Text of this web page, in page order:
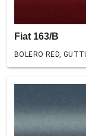
Fiat 163/B
BOLERO RED,